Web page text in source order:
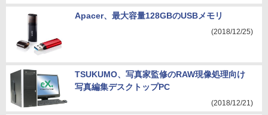
Apacer、最大容量128GBのUSBメモリ
(2018/12/25)
TSUKUMO、写真家監修のRAW現像処理向け
写真編集デスクトップPC
(2018/12/21)